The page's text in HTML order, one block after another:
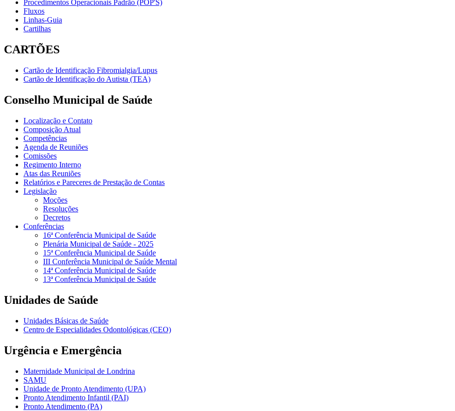
Procedimentos Operacionais Padrão (POP'S)
Fluxos
Linhas-Guia
Cartilhas
CARTÕES
Cartão de Identificação Fibromialgia/Lupus
Cartão de Identificação do Autista (TEA)
Conselho Municipal de Saúde
Localização e Contato
Composição Atual
Competências
Agenda de Reuniões
Comissões
Regimento Interno
Atas das Reuniões
Relatórios e Pareceres de Prestação de Contas
Legislação
Moções
Resoluções
Decretos
Conferências
16ª Conferência Municipal de Saúde
Plenária Municipal de Saúde - 2025
15ª Conferência Municipal de Saúde
III Conferência Municipal de Saúde Mental
14ª Conferência Municipal de Saúde
13ª Conferência Municipal de Saúde
Unidades de Saúde
Unidades Básicas de Saúde
Centro de Especialidades Odontológicas (CEO)
Urgência e Emergência
Maternidade Municipal de Londrina
SAMU
Unidade de Pronto Atendimento (UPA)
Pronto Atendimento Infantil (PAI)
Pronto Atendimento (PA)